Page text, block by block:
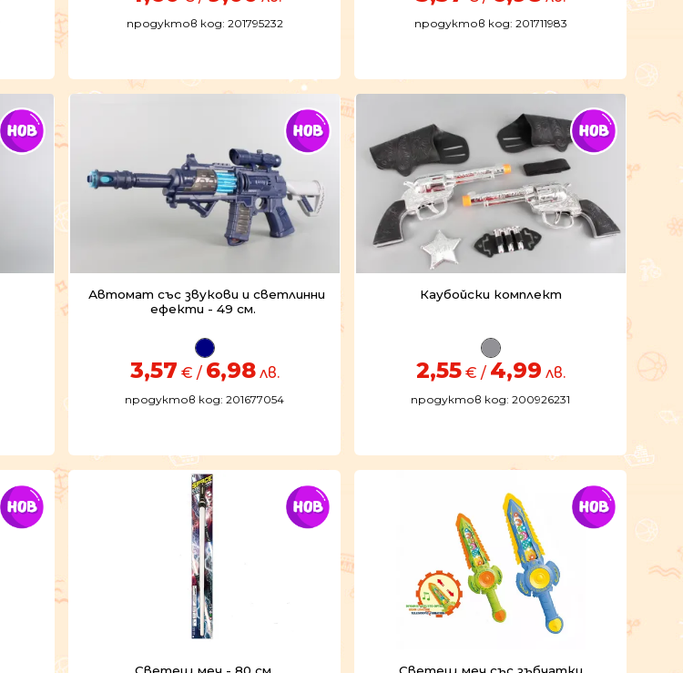
продуктов код: 201795232 продуктов код: 201711983
Автомат със звукови и светлинни
ефекти - 49 см.
3,57 € / 6,98лв.
продуктов код: 201677054
Каубойски комплект
2,55€ / 4,99 лв.
продуктов код: 200926231